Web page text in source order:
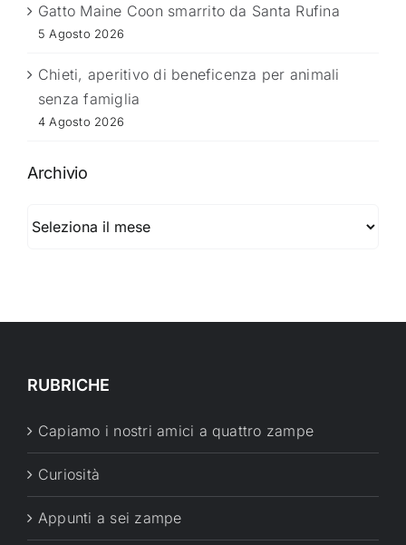
Gatto Maine Coon smarrito da Santa Rufina
5 Agosto 2026
Chieti, aperitivo di beneficenza per animali
senza famiglia
4 Agosto 2026
Archivio
RUBRICHE
Capiamo i nostri amici a quattro zampe
Curiosità
Appunti a sei zampe